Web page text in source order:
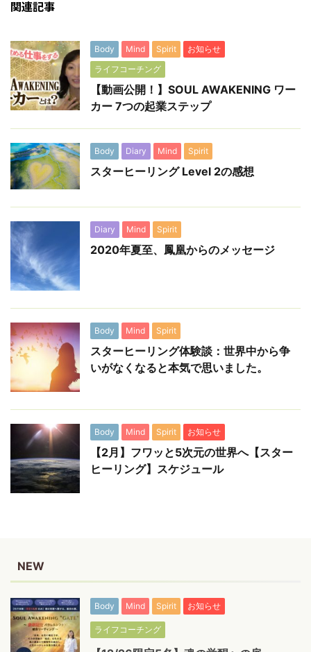
関連記事
Body Mind Spirit
お知らせ
ライフコーチング
【動画公開！】SOUL AWAKENING ワー
カー 7つの起業ステップ
Body Diary Mind Spirit
スターヒーリング Level 2の感想
Diary Mind Spirit
2020年夏至、鳳凰からのメッセージ
Body Mind Spirit
スターヒーリング体験談：世界中から争
いがなくなると本気で思いました。
Body Mind Spirit お知らせ
【2月】フワッと5次元の世界へ【スター
ヒーリング】スケジュール
NEW
Body Mind Spirit お知らせ
ライフコーチング